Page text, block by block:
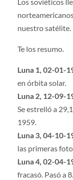
nuestro satélite.
Te los resumo.
Luna 1, 02-01-
en órbita solar.
Luna 2, 12-09-
Se estrelló a
1959.
Luna 3, 04-10-
las primeras
Luna 4, 02-04-
fracasó. Pasó a